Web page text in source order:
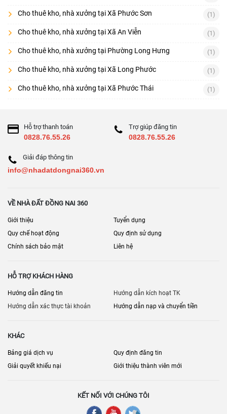
Cho thuê kho, nhà xưởng tại Xã Phước Sơn (1)
Cho thuê kho, nhà xưởng tại Xã An Viễn (1)
Cho thuê kho, nhà xưởng tại Phường Long Hưng (1)
Cho thuê kho, nhà xưởng tại Xã Long Phước (1)
Cho thuê kho, nhà xưởng tại Xã Phước Thái (1)
Hỗ trợ thanh toán
0828.76.55.26
Trợ giúp đăng tin
0828.76.55.26
Giải đáp thông tin
info@nhadatdongnai360.vn
VỀ NHÀ ĐẤT ĐỒNG NAI 360
Giới thiệu
Tuyển dụng
Quy chế hoạt động
Quy định sử dụng
Chính sách bảo mật
Liên hệ
HỖ TRỢ KHÁCH HÀNG
Hướng dẫn đăng tin
Hướng dẫn kích hoạt TK
Hướng dẫn xác thực tài khoản
Hướng dẫn nạp và chuyển tiền
KHÁC
Bảng giá dịch vụ
Quy định đăng tin
Giải quyết khiếu nại
Giới thiệu thành viên mới
KẾT NỐI VỚI CHÚNG TÔI